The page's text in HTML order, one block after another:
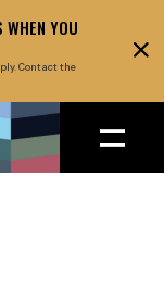
WHEN YOU
Contact the